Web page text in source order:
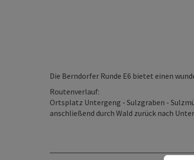
Die Berndorfer Runde E6 bietet einen
Routenverlauf:
Ortsplatz Untergeng - Sulzgraben -
anschließend durch Wald zurück nach